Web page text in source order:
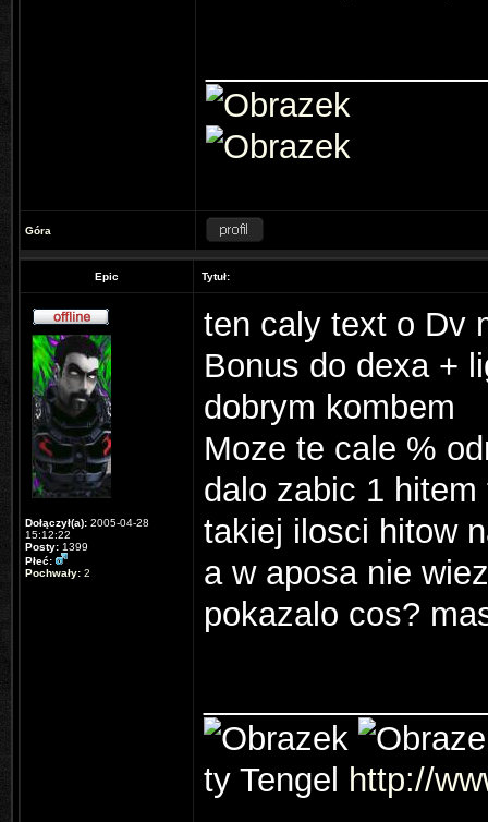
Góra
Epic Tytuł:
Dołączył(a): 2005-04-28
15:12:22
Posty: 1399
Płeć:
Pochwały: 2
ten caly text o Dv
Bonus do dexa +
dobrym kombem
Moze te cale %
dalo zabic 1
takiej ilosci hitow
a w aposa nie
pokazalo cos?
ty Tengel http://